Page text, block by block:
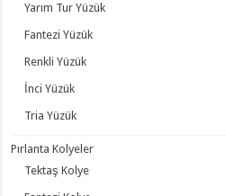
Yarım Tur Yüzük
Fantezi Yüzük
Renkli Yüzük
İnci Yüzük
Tria Yüzük
Pırlanta Kolyeler
Tektaş Kolye